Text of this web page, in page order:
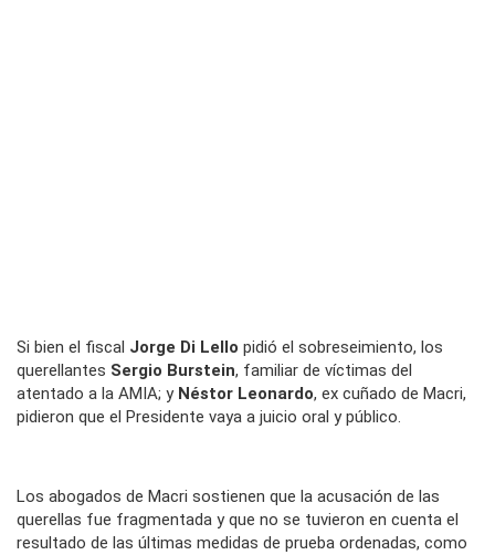
Si bien el fiscal Jorge Di Lello pidió el sobreseimiento, los
querellantes Sergio Burstein, familiar de víctimas del
atentado a la AMIA; y Néstor Leonardo, ex cuñado de Macri,
pidieron que el Presidente vaya a juicio oral y público.
Los abogados de Macri sostienen que la acusación de las
querellas fue fragmentada y que no se tuvieron en cuenta el
resultado de las últimas medidas de prueba ordenadas, como